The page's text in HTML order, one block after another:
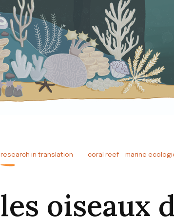
research in translation coral reef marine
les oiseaux